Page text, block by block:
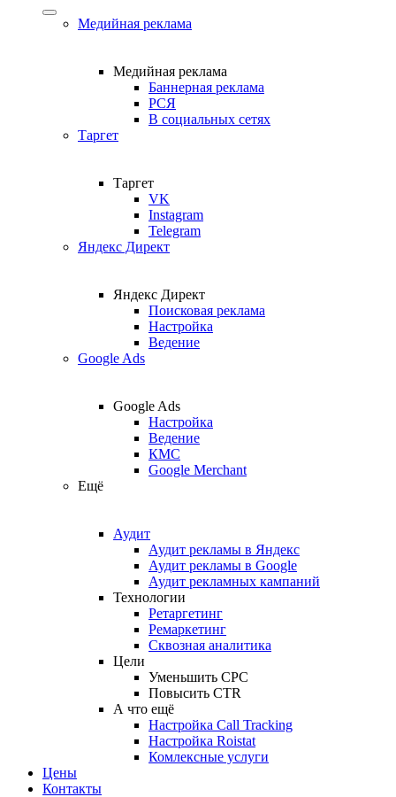
Медийная реклама
Медийная реклама
Баннерная реклама
РСЯ
В социальных сетях
Таргет
Таргет
VK
Instagram
Telegram
Яндекс Директ
Яндекс Директ
Поисковая реклама
Настройка
Ведение
Google Ads
Google Ads
Настройка
Ведение
КМС
Google Merchant
Ещё
Аудит
Аудит рекламы в Яндекс
Аудит рекламы в Google
Аудит рекламных кампаний
Технологии
Ретаргетинг
Ремаркетинг
Сквозная аналитика
Цели
Уменьшить CPC
Повысить CTR
А что ещё
Настройка Call Tracking
Настройка Roistat
Комлексные услуги
Цены
Контакты